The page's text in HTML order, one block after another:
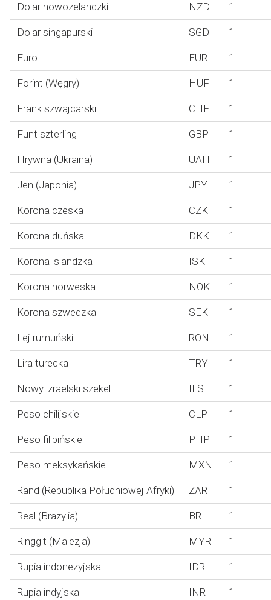
Dolar nowozelandzki NZD 1
Dolar singapurski SGD 1
Euro EUR 1
Forint (Węgry) HUF 1
Frank szwajcarski CHF 1
Funt szterling GBP 1
Hrywna (Ukraina) UAH 1
Jen (Japonia) JPY 1
Korona czeska CZK 1
Korona duńska DKK 1
Korona islandzka ISK 1
Korona norweska NOK 1
Korona szwedzka SEK 1
Lej rumuński RON 1
Lira turecka TRY 1
Nowy izraelski szekel ILS 1
Peso chilijskie CLP 1
Peso filipińskie PHP 1
Peso meksykańskie MXN 1
Rand (Republika Południowej Afryki) ZAR 1
Real (Brazylia) BRL 1
Ringgit (Malezja) MYR 1
Rupia indonezyjska IDR 1
Rupia indyjska INR 1